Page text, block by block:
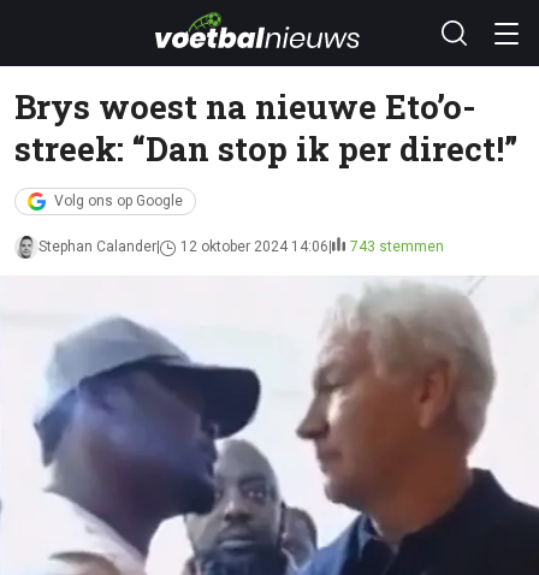
Brys woest na nieuwe Eto’o-
streek: “Dan stop ik per direct!”
Volg ons op Google
Stephan Calander 12 oktober 2024 14:06 743 stemmen